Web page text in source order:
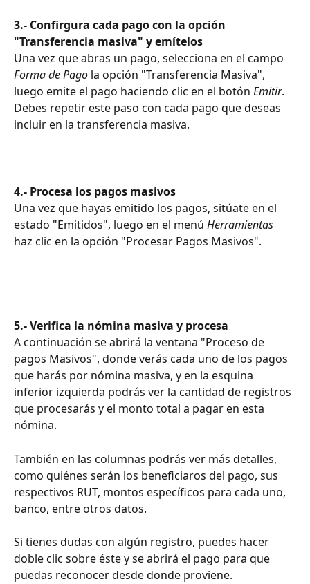
3.- Confirgura cada pago con la opción
"Transferencia masiva" y emítelos
Una vez que abras un pago, selecciona en el campo
Forma de Pago la opción "Transferencia Masiva",
luego emite el pago haciendo clic en el botón Emitir.
Debes repetir este paso con cada pago que deseas
incluir en la transferencia masiva.
4.- Procesa los pagos masivos
Una vez que hayas emitido los pagos, sitúate en el
estado "Emitidos", luego en el menú Herramientas
haz clic en la opción "Procesar Pagos Masivos".
5.- Verifica la nómina masiva y procesa
A continuación se abrirá la ventana "Proceso de
pagos Masivos", donde verás cada uno de los pagos
que harás por nómina masiva, y en la esquina
inferior izquierda podrás ver la cantidad de registros
que procesarás y el monto total a pagar en esta
nómina.
También en las columnas podrás ver más detalles,
como quiénes serán los beneficiaros del pago, sus
respectivos RUT, montos específicos para cada uno,
banco, entre otros datos.
Si tienes dudas con algún registro, puedes hacer
doble clic sobre éste y se abrirá el pago para que
puedas reconocer desde donde proviene.